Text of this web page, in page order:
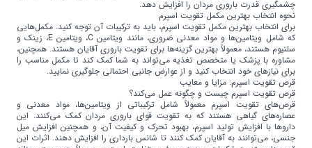
چشمگیری قدرت باروری مردان را افزایش دهد.
نحوه انتخاب بهترین مکمل تقویت اسپرم
برای انتخاب بهترین مکمل تقویت اسپرم، باید به ترکیبات آن توجه کنید. مکمل‌هایی
که شامل ویتامین‌ها و مواد معدنی ضروری، مانند ویتامین C، ویتامین E، زینک و
سلنیوم هستند، معمولاً بهترین گزینه‌ها برای تقویت باروری آقایان هستند. همچنین،
مشاوره با پزشک یا متخصص تغذیه می‌تواند به شما کمک کند تا مکمل مناسب را
برای نیازهای خود انتخاب کنید و از عوارض جانبی احتمالی جلوگیری نمایید.
قرص تقویت اسپرم: مزایا و معایب
قرص تقویت اسپرم چیست و چگونه عمل می‌کند؟
قرص‌های تقویت اسپرم معمولاً شامل ترکیباتی از ویتامین‌ها، مواد معدنی و
عصاره‌های گیاهی هستند که به تقویت قوای باروری مردان کمک می‌کنند. این
داروها با افزایش تولید اسپرم، بهبود تحرک و کیفیت آن، و همچنین افزایش میل
جنسی، می‌توانند به آقایان کمک کنند تا شانس بارداری را افزایش دهند. اثرات این